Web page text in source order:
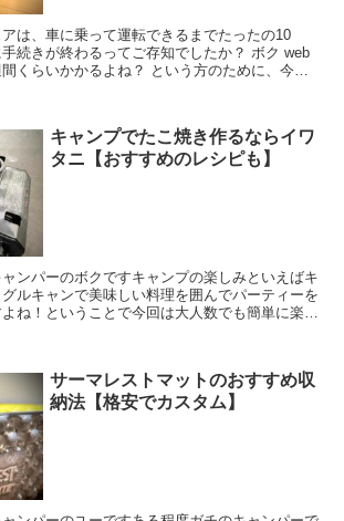
は、車に乗って運転できるまでたったの10
きが終わるってご存知でしたか？ ボク web
るよね？ という方のために、今回
キャンプでたこ焼き作るならイワ
タニ【おすすめのレシピも】
ンパーのボクですキャンプの楽しみといえばキ
ルキャンで美味しい料理を囲んでパーティーを
ね！ということで今回は大人数でも簡単に楽し
サーマレストマットのおすすめ収
納法【格安でカスタム】